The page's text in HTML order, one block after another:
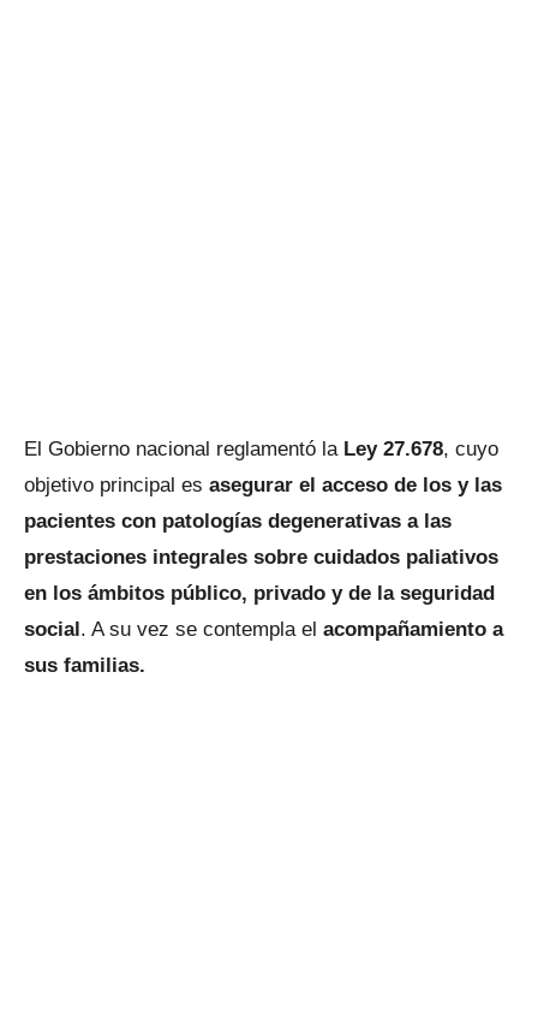
El Gobierno nacional reglamentó laLey 27.678, cuyo
objetivo principal es asegurar el acceso de los y las
pacientes con patologías degenerativas a las
prestaciones integrales sobre cuidados paliativos
en los ámbitos público, privado y de la seguridad
social. A su vez se contempla el acompañamiento a
sus familias.